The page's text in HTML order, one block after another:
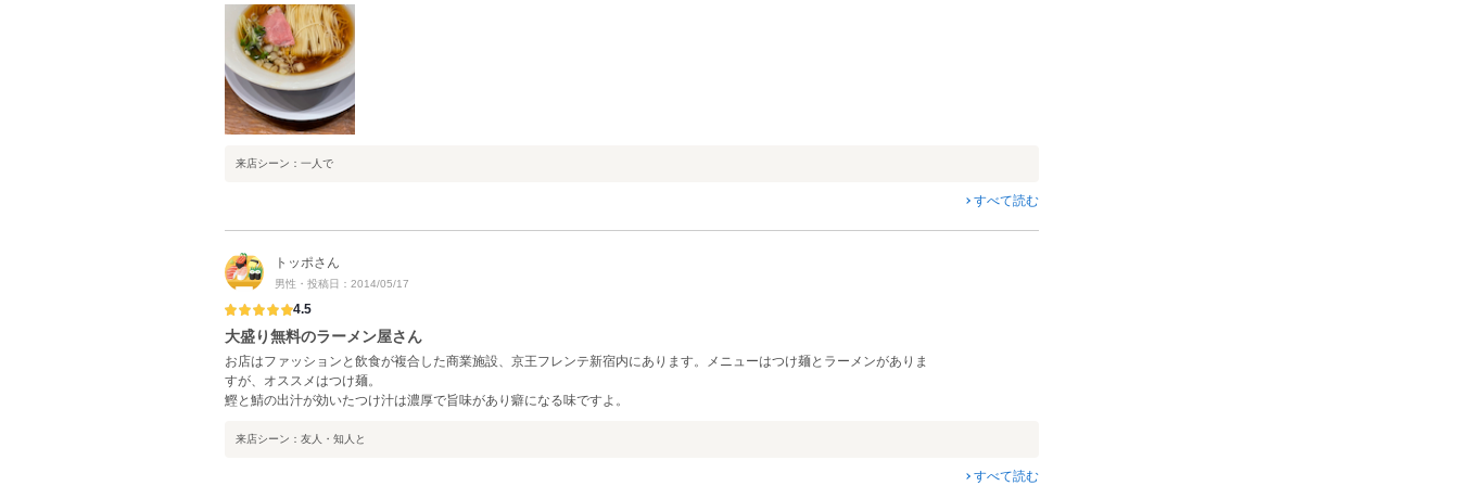
来店シーン：一人で
すべて読む
トッポさん
男性・投稿日：2014/05/17
4.5
大盛り無料のラーメン屋さん
お店はファッションと飲食が複合した商業施設、京王フレンテ新宿内にあります。メニューはつけ麺とラーメンがありま
すが、オススメはつけ麺。
鰹と鯖の出汁が効いたつけ汁は濃厚で旨味があり癖になる味ですよ。
来店シーン：友人・知人と
すべて読む